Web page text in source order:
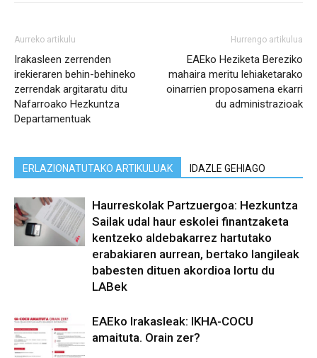
Aurreko artikulu
Irakasleen zerrenden
irekieraren behin-behineko
zerrendak argitaratu ditu
Nafarroako Hezkuntza
Departamentuak
Hurrengo artikulua
EAEko Heziketa Bereziko
mahaira meritu lehiaketarako
oinarrien proposamena ekarri
du administrazioak
ERLAZIONATUTAKO ARTIKULUAK IDAZLE GEHIAGO
Haurreskolak Partzuergoa: Hezkuntza
Sailak udal haur eskolei finantzaketa
kentzeko aldebakarrez hartutako
erabakiaren aurrean, bertako langileak
babesten dituen akordioa lortu du
LABek
EAEko Irakasleak: IKHA-COCU
amaituta. Orain zer?